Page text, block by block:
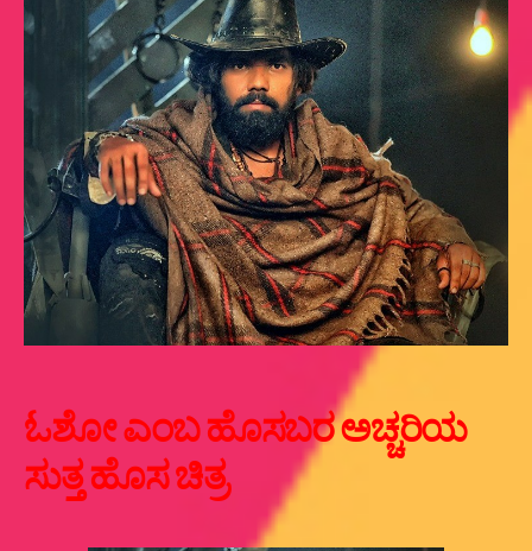
ಓಶೋ ಎಂಬ ಹೊಸಬರ ಅಚ್ಚರಿಯ
ಸುತ್ತ ಹೊಸ ಚಿತ್ರ